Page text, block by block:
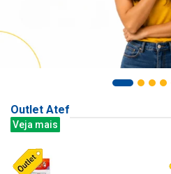
Outlet Atef
Veja mais